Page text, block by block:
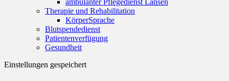
ambulanter Pflegedienst Lansen
Therapie und Rehabilitation
KörperSprache
Blutspendedienst
Patientenverfügung
Gesundheit
Einstellungen gespeichert